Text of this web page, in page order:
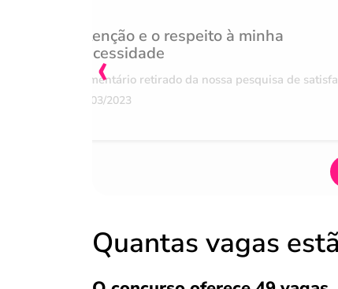
Atenção e o respeito à minha
necessidade
Comentário retirado da nossa pesquisa de
07/03/2023
‹
Quantas vagas